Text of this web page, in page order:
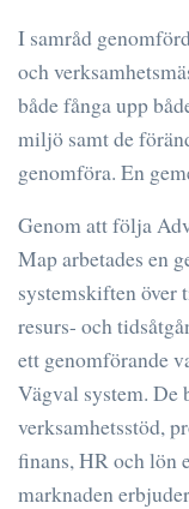
I samråd
och
både fånga upp
miljö samt de
genomföra. En
Genom att följa
Map arbetades en
systemskiften över
resurs- och
ett genomförande
Vägval system. De
verksamhetsstöd,
finans, HR och lön
marknaden